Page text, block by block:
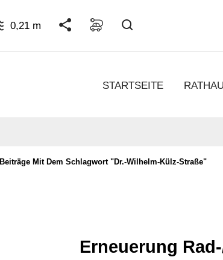
0,21 m
STARTSEITE
Beiträge Mit Dem Schlagwort "Dr.-Wilhelm-Külz-Straße"
Erneuerung